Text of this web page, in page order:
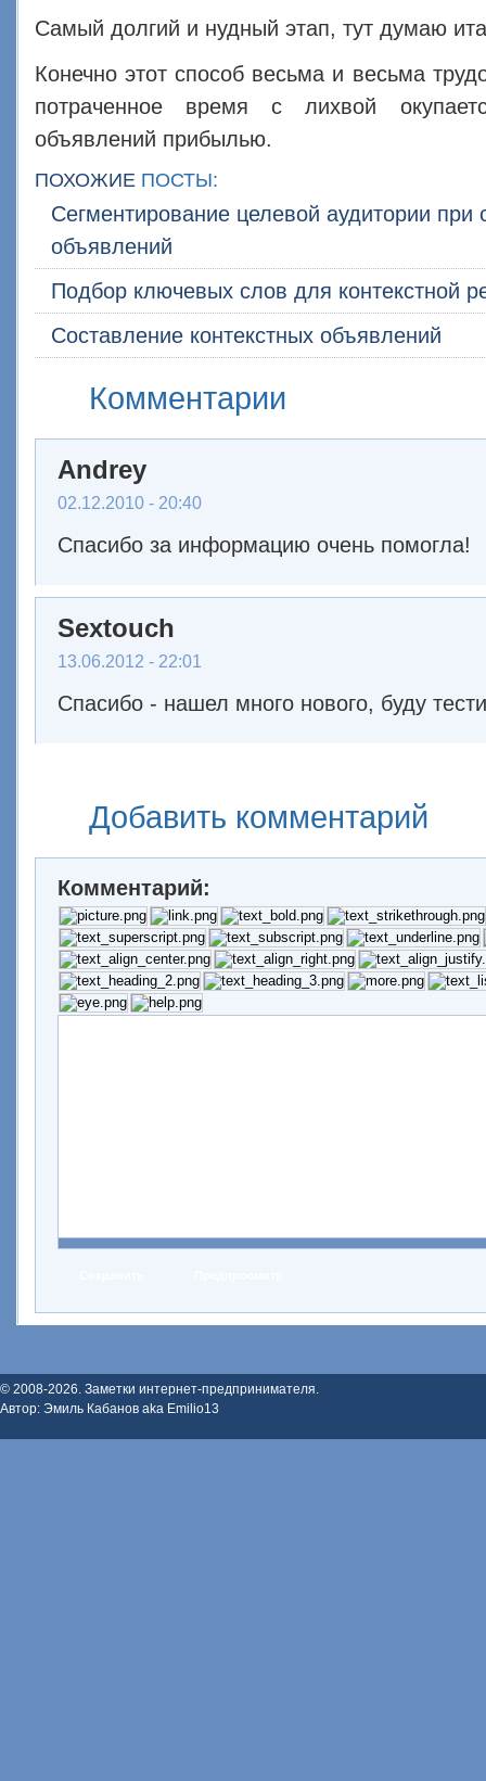
Самый долгий и нудный этап, тут думаю
Конечно этот способ весьма и весьма
потраченное время с лихвой
объявлений прибылью.
ПОХОЖИЕ ПОСТЫ:
Сегментирование целевой аудитории при
объявлений
Подбор ключевых слов для контекстной
Составление контекстных объявлений
Комментарии
Andrey
02.12.2010 - 20:40
Спасибо за информацию очень помогла!
Sextouch
13.06.2012 - 22:01
Спасибо - нашел много нового, буду
Добавить комментарий
Комментарий:
© 2008-2026. Заметки интернет-предпринимателя.
Автор: Эмиль Кабанов aka Emilio13